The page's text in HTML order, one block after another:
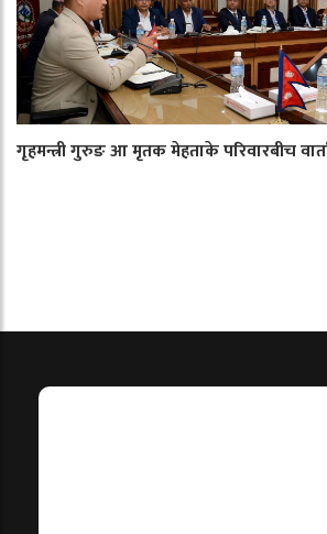
गृहमन्त्री गुरुङ आ मृतक मेहताके परिवारबीच